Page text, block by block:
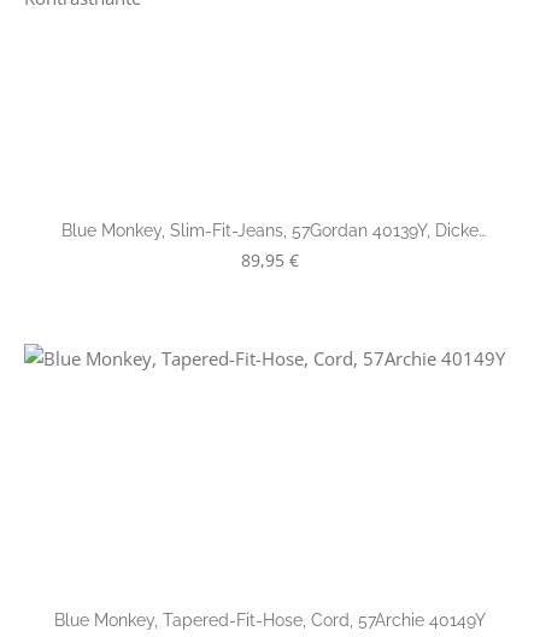
Blue Monkey, Slim-Fit-Jeans, 57Gordan 40139Y, Dicke
Kontrastnähte
Regulärer Preis:
89,95 €
Blue Monkey, Tapered-Fit-Hose, Cord, 57Archie 40149Y